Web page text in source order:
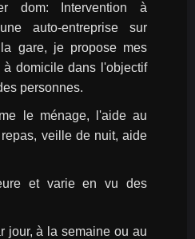
dom: Intervention à
auto-entreprise sur
gare, je propose mes
domicile dans l'objectif
personnes.
le ménage, l'aide au
veille de nuit, aide
et varie en vu des
jour, à la semaine ou au